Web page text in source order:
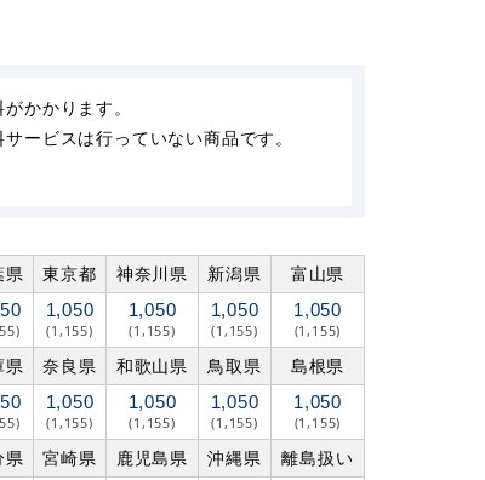
かかります。
ービスは行っていない商品です。
県 東京都 神奈川県 新潟県 富山県
1,050
(1,155)
1,050
(1,155)
1,050
(1,155)
1,050
(1,155)
県 奈良県 和歌山県 鳥取県 島根県
1,050
(1,155)
1,050
(1,155)
1,050
(1,155)
1,050
(1,155)
県 宮崎県 鹿児島県 沖縄県 離島扱い